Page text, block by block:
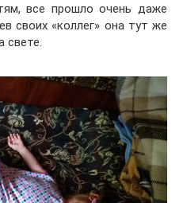
все прошло очень даже
своих «коллег» она тут же
свете.